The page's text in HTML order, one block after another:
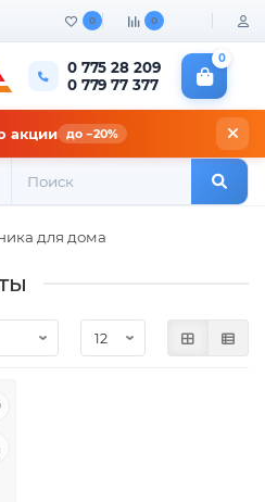
0 0
0 775 28 209
0 779 77 377
0
акции до −20%
для дома